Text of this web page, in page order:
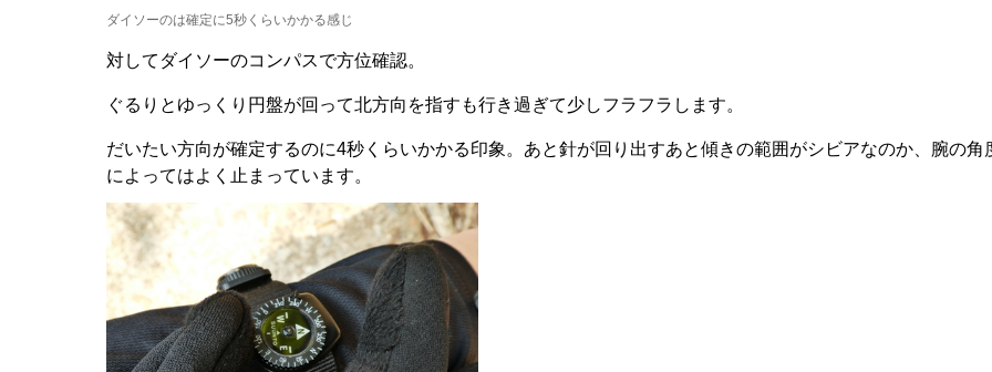
ダイソーのは確定に5秒くらいかかる感じ
対してダイソーのコンパスで方位確認。
ぐるりとゆっくり円盤が回って北方向を指すも行き過ぎて少しフラフラします。
だいたい方向が確定するのに4秒くらいかかる印象。あと針が回り出すあと傾きの範囲がシビアなのか、腕の角
によってはよく止まっています。